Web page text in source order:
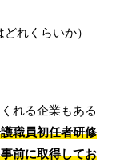
れくらいか）
れる企業もある
職員初任者研修
前に取得してお